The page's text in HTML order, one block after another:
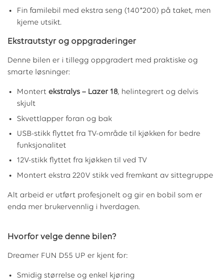
Fin familebil med ekstra seng (140*200) på taket, men
kjeme utsikt.
Ekstrautstyr og oppgraderinger
Denne bilen er i tillegg oppgradert med praktiske og
smarte løsninger:
Montert ekstralys – Lazer 18, helintegrert og delvis
skjult
Skvettlapper foran og bak
USB-stikk flyttet fra TV-område til kjøkken for bedre
funksjonalitet
12V-stikk flyttet fra kjøkken til ved TV
Montert ekstra 220V stikk ved fremkant av sittegruppe
Alt arbeid er utført profesjonelt og gir en bobil som er
enda mer brukervennlig i hverdagen.
Hvorfor velge denne bilen?
Dreamer FUN D55 UP er kjent for:
Smidig størrelse og enkel kjøring